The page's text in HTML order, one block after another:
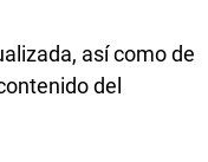
así como de
del